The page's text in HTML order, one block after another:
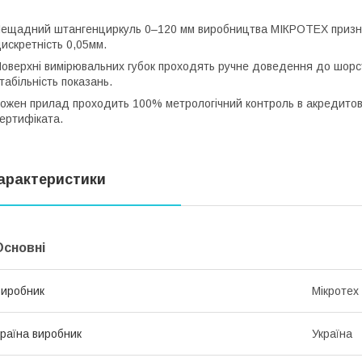
штангенциркуль 0–120 мм виробництва МІКРОТЕХ
0,05мм.
вимірювальних губок проходять ручне доведення до
показань.
прилад проходить 100% метрологічний контроль в
Мікротех
виробник Україна